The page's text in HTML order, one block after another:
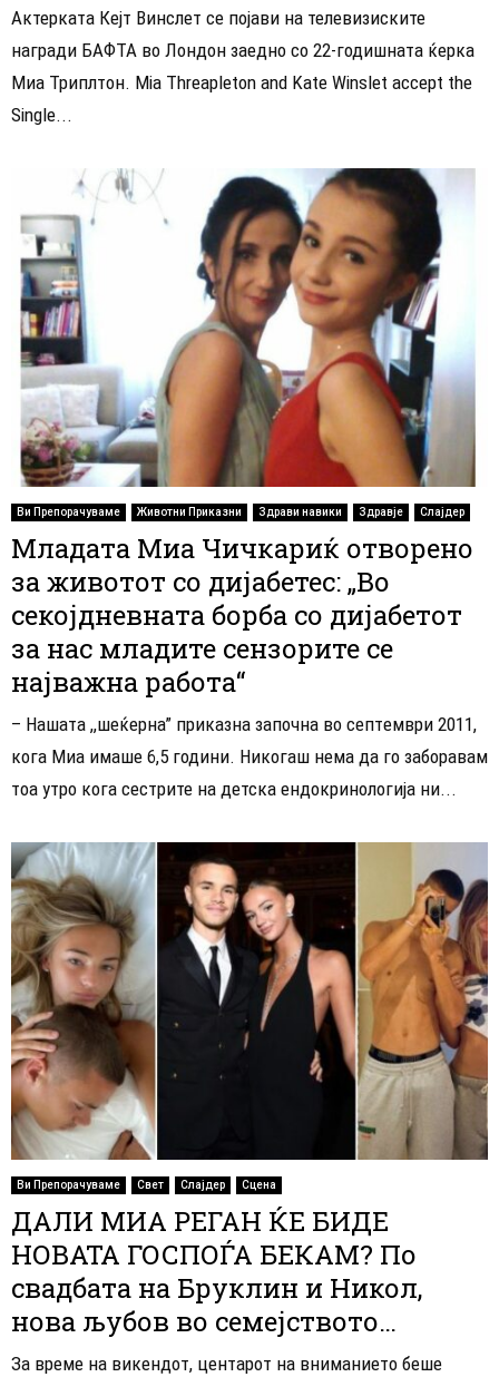
Актерката Кејт Винслет се појави на телевизиските
награди БАФТА во Лондон заедно со 22-годишната ќерка
Миа Триплтон. Mia Threapleton and Kate Winslet accept the
Single...
Ви Препорачуваме Животни Приказни Здрави навики Здравје Слајдер
Младата Миа Чичкариќ отворено
за животот со дијабетес: „Во
секојдневната борба со дијабетот
за нас младите сензорите се
најважна работа“
– Нашата ,,шеќерна” приказна започна во септeмври 2011,
кога Миа имаше 6,5 години. Никогаш нема да го заборавам
тоа утро кога сестрите на детска ендокринологија ни...
Ви Препорачуваме Свет Слајдер Сцена
ДАЛИ МИА РЕГАН ЌЕ БИДЕ
НОВАТА ГОСПОЃА БЕКАМ? По
свадбата на Бруклин и Никол,
нова љубов во семејството…
За време на викендот, центарот на вниманието беше